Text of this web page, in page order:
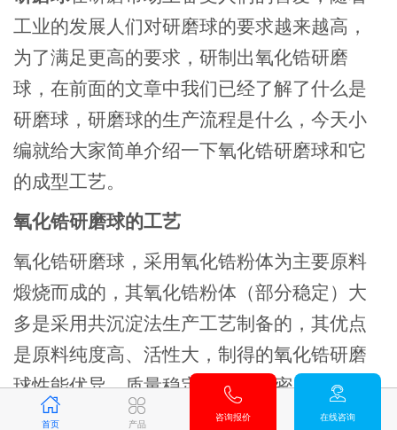
首页 产品
咨询报价 在线咨询
工业的发展人们对研磨球的要求越来越高，
为了满足更高的要求，研制出氧化锆研磨
球，在前面的文章中我们已经了解了什么是
研磨球，研磨球的生产流程是什么，今天小
编就给大家简单介绍一下氧化锆研磨球和它
的成型工艺。
氧化锆研磨球的工艺
氧化锆研磨球，采用氧化锆粉体为主要原料
煅烧而成的，其氧化锆粉体（部分稳定）大
多是采用共沉淀法生产工艺制备的，其优点
是原料纯度高、活性大，制得的氧化锆研磨
球性能优异，质量稳定，具有高密度，高硬
度，高耐磨，高韧性，耐腐蚀的特点。在建